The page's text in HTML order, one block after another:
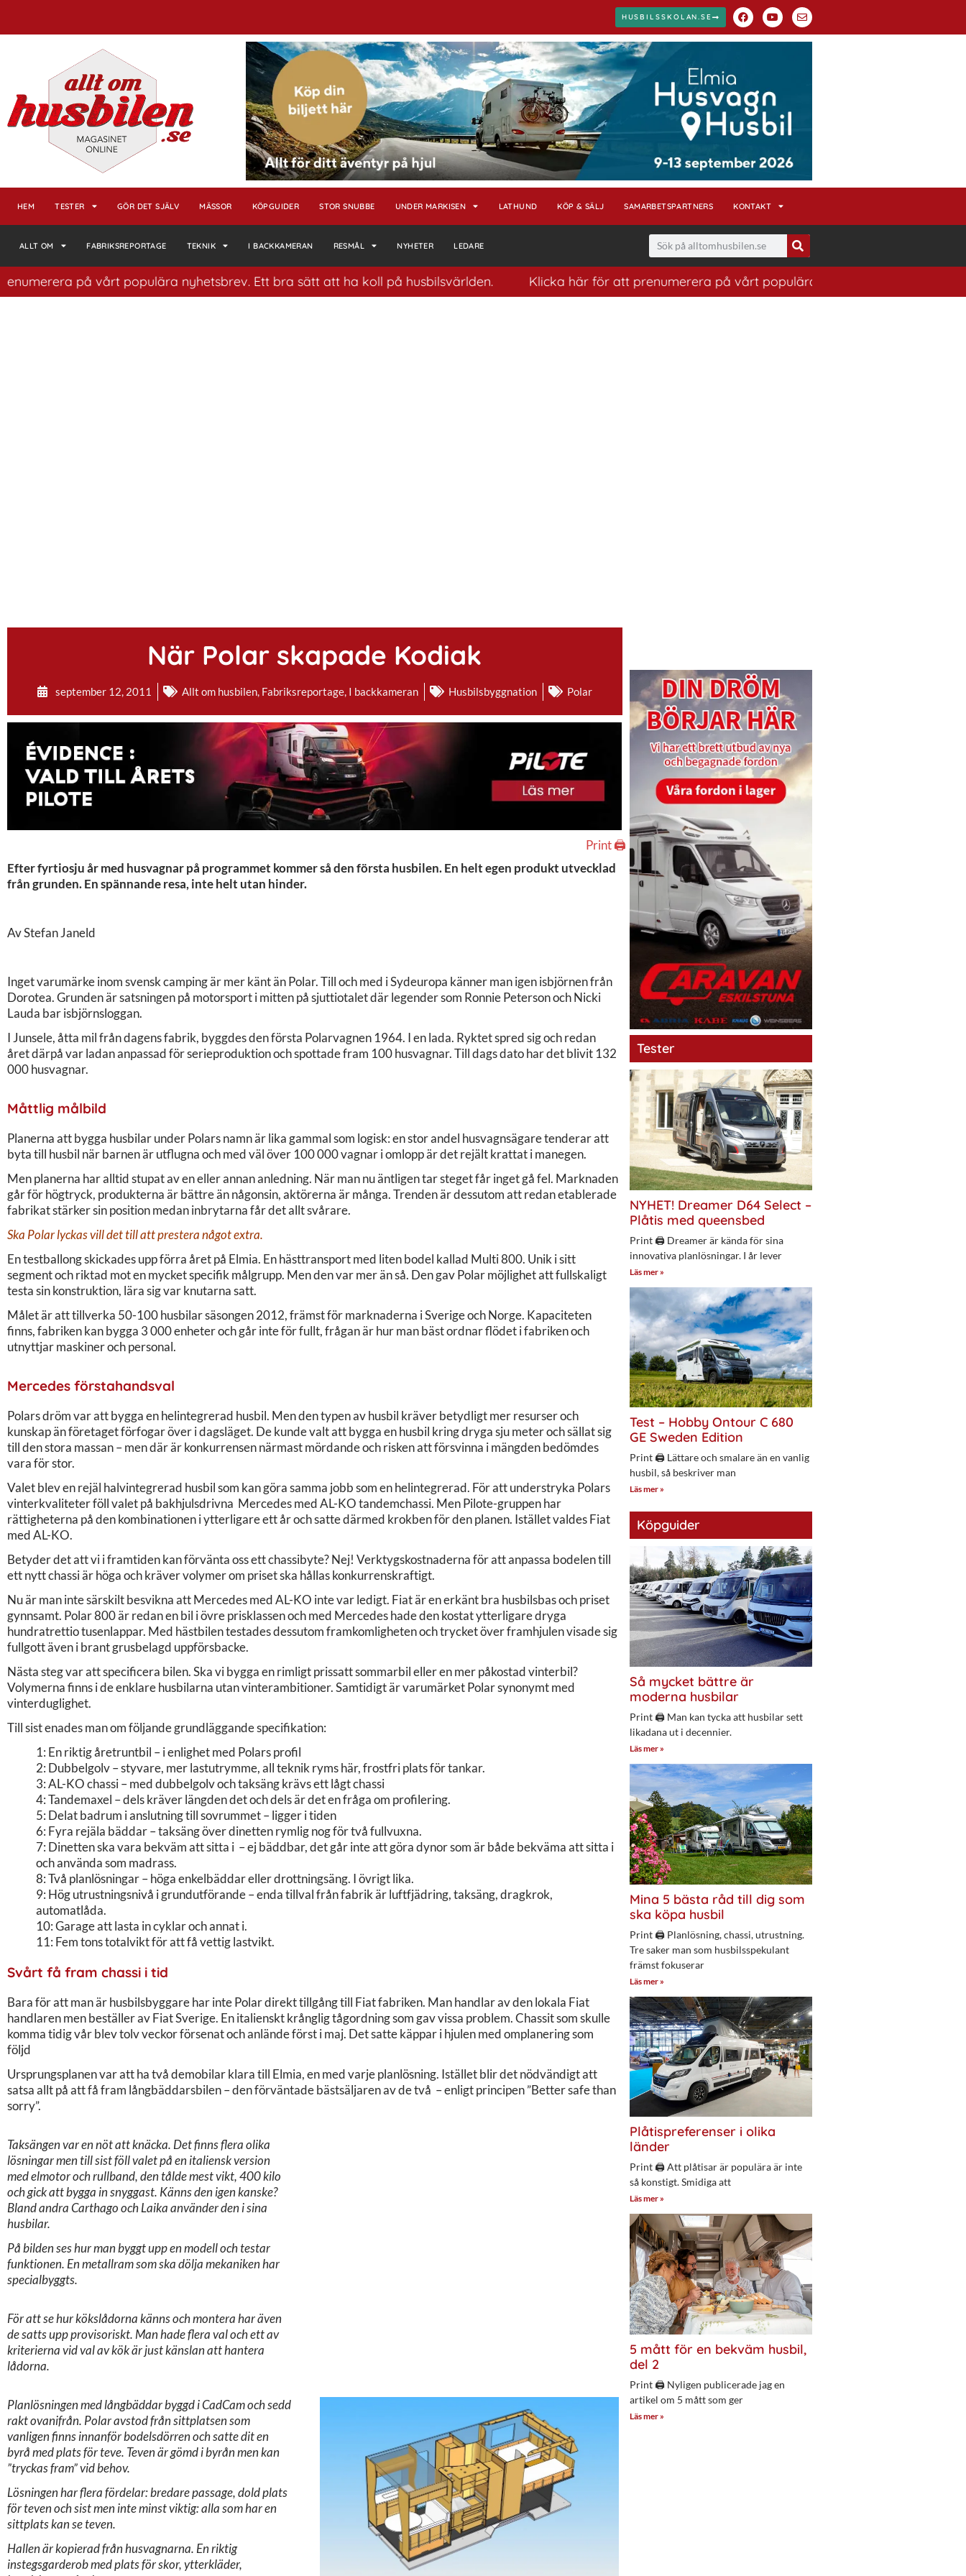
HUSBILSSKOLAN.SE
HEM TESTER GÖR DET SJÄLV MÄSSOR KÖPGUIDER STOR SNUBBE UNDER MARKISEN LATHUND KÖP & SÄLJ SAMARBETSPARTNERS KONTAKT
ALLT OM FABRIKSREPORTAGE TEKNIK I BACKKAMERAN RESMÅL NYHETER LEDARE
på vårt populära nyhetsbrev. Ett bra sätt att ha koll på husbilsvärlden. Klicka här för att prenumerera på vårt populära nyhetsbrev. Ett bra sätt att ha
När Polar skapade Kodiak
september 12, 2011 Allt om husbilen, Fabriksreportage, I backkameran Husbilsbyggnation Polar
Print 🖨
Efter fyrtiosju år med husvagnar på programmet kommer så den första husbilen. En helt egen produkt utvecklad
från grunden. En spännande resa, inte helt utan hinder.
Av Stefan Janeld
Inget varumärke inom svensk camping är mer känt än Polar. Till och med i Sydeuropa känner man igen isbjörnen från
Dorotea. Grunden är satsningen på motorsport i mitten på sjuttiotalet där legender som Ronnie Peterson och Nicki
Lauda bar isbjörnsloggan.
I Junsele, åtta mil från dagens fabrik, byggdes den första Polarvagnen 1964. I en lada. Ryktet spred sig och redan
året därpå var ladan anpassad för serieproduktion och spottade fram 100 husvagnar. Till dags dato har det blivit 132
000 husvagnar.
Måttlig målbild
Planerna att bygga husbilar under Polars namn är lika gammal som logisk: en stor andel husvagnsägare tenderar att
byta till husbil när barnen är utflugna och med väl över 100 000 vagnar i omlopp är det rejält krattat i manegen.
Men planerna har alltid stupat av en eller annan anledning. När man nu äntligen tar steget får inget gå fel. Marknaden
går för högtryck, produkterna är bättre än någonsin, aktörerna är många. Trenden är dessutom att redan etablerade
fabrikat stärker sin position medan inbrytarna får det allt svårare.
Ska Polar lyckas vill det till att prestera något extra.
En testballong skickades upp förra året på Elmia. En hästtransport med liten bodel kallad Multi 800. Unik i sitt
segment och riktad mot en mycket specifik målgrupp. Men den var mer än så. Den gav Polar möjlighet att fullskaligt
testa sin konstruktion, lära sig var knutarna satt.
Målet är att tillverka 50-100 husbilar säsongen 2012, främst för marknaderna i Sverige och Norge. Kapaciteten
finns, fabriken kan bygga 3 000 enheter och går inte för fullt, frågan är hur man bäst ordnar flödet i fabriken och
utnyttjar maskiner och personal.
Mercedes förstahandsval
Polars dröm var att bygga en helintegrerad husbil. Men den typen av husbil kräver betydligt mer resurser och
kunskap än företaget förfogar över i dagsläget. De kunde valt att bygga en husbil kring dryga sju meter och sällat sig
till den stora massan – men där är konkurrensen närmast mördande och risken att försvinna i mängden bedömdes
vara för stor.
Valet blev en rejäl halvintegrerad husbil som kan göra samma jobb som en helintegrerad. För att understryka Polars
vinterkvaliteter föll valet på bakhjulsdrivna Mercedes med AL-KO tandemchassi. Men Pilote-gruppen har
rättigheterna på den kombinationen i ytterligare ett år och satte därmed krokben för den planen. Istället valdes Fiat
med AL-KO.
Betyder det att vi i framtiden kan förvänta oss ett chassibyte? Nej! Verktygskostnaderna för att anpassa bodelen till
ett nytt chassi är höga och kräver volymer om priset ska hållas konkurrenskraftigt.
Nu är man inte särskilt besvikna att Mercedes med AL-KO inte var ledigt. Fiat är en erkänt bra husbilsbas och priset
gynnsamt. Polar 800 är redan en bil i övre prisklassen och med Mercedes hade den kostat ytterligare dryga
hundratrettio tusenlappar. Med hästbilen testades dessutom framkomligheten och trycket över framhjulen visade sig
fullgott även i brant grusbelagd uppförsbacke.
Nästa steg var att specificera bilen. Ska vi bygga en rimligt prissatt sommarbil eller en mer påkostad vinterbil?
Volymerna finns i de enklare husbilarna utan vinterambitioner. Samtidigt är varumärket Polar synonymt med
vinterduglighet.
Till sist enades man om följande grundläggande specifikation:
1: En riktig åretruntbil – i enlighet med Polars profil
2: Dubbelgolv – styvare, mer lastutrymme, all teknik ryms här, frostfri plats för tankar.
3: AL-KO chassi – med dubbelgolv och taksäng krävs ett lågt chassi
4: Tandemaxel – dels kräver längden det och dels är det en fråga om profilering.
5: Delat badrum i anslutning till sovrummet – ligger i tiden
6: Fyra rejäla bäddar – taksäng över dinetten rymlig nog för två fullvuxna.
7: Dinetten ska vara bekväm att sitta i – ej bäddbar, det går inte att göra dynor som är både bekväma att sitta i
och använda som madrass.
8: Två planlösningar – höga enkelbäddar eller drottningsäng. I övrigt lika.
9: Hög utrustningsnivå i grundutförande – enda tillval från fabrik är luftfjädring, taksäng, dragkrok,
automatlåda.
10: Garage att lasta in cyklar och annat i.
11: Fem tons totalvikt för att få vettig lastvikt.
Svårt få fram chassi i tid
Bara för att man är husbilsbyggare har inte Polar direkt tillgång till Fiat fabriken. Man handlar av den lokala Fiat
handlaren men beställer av Fiat Sverige. En italienskt krånglig tågordning som gav vissa problem. Chassit som skulle
komma tidig vår blev tolv veckor försenat och anlände först i maj. Det satte käppar i hjulen med omplanering som
följd
Ursprungsplanen var att ha två demobilar klara till Elmia, en med varje planlösning. Istället blir det nödvändigt att
satsa allt på att få fram långbäddarsbilen – den förväntade bästsäljaren av de två – enligt principen ”Better safe than
sorry”.
Taksängen var en nöt att knäcka. Det finns flera olika
lösningar men till sist föll valet på en italiensk version
med elmotor och rullband, den tålde mest vikt, 400 kilo
och gick att bygga in snyggast. Känns den igen kanske?
Bland andra Carthago och Laika använder den i sina
husbilar.
På bilden ses hur man byggt upp en modell och testar
funktionen. En metallram som ska dölja mekaniken har
specialbyggts.
För att se hur kökslådorna känns och montera har även
de satts upp provisoriskt. Man hade flera val och ett av
kriterierna vid val av kök är just känslan att hantera
lådorna.
Planlösningen med långbäddar byggd i CadCam och sedd
rakt ovanifrån. Polar avstod från sittplatsen som
vanligen finns innanför bodelsdörren och satte dit en
byrå med plats för teve. Teven är gömd i byrån men kan
”tryckas fram” vid behov.
Lösningen har flera fördelar: bredare passage, dold plats
för teven och sist men inte minst viktig: alla som har en
sittplats kan se teven.
Hallen är kopierad från husvagnarna. En riktig
instegsgarderob med plats för skor, ytterkläder,
Tester
NYHET! Dreamer D64 Select –
Plåtis med queensbed
Print 🖨 Dreamer är kända för sina
innovativa planlösningar. I år lever
Läs mer »
Test – Hobby Ontour C 680
GE Sweden Edition
Print 🖨 Lättare och smalare än en vanlig
husbil, så beskriver man
Läs mer »
Köpguider
Så mycket bättre är
moderna husbilar
Print 🖨 Man kan tycka att husbilar sett
likadana ut i decennier.
Läs mer »
Mina 5 bästa råd till dig som
ska köpa husbil
Print 🖨 Planlösning, chassi, utrustning.
Tre saker man som husbilsspekulant
främst fokuserar
Läs mer »
Plåtispreferenser i olika
länder
Print 🖨 Att plåtisar är populära är inte
så konstigt. Smidiga att
Läs mer »
5 mått för en bekväm husbil,
del 2
Print 🖨 Nyligen publicerade jag en
artikel om 5 mått som ger
Läs mer »